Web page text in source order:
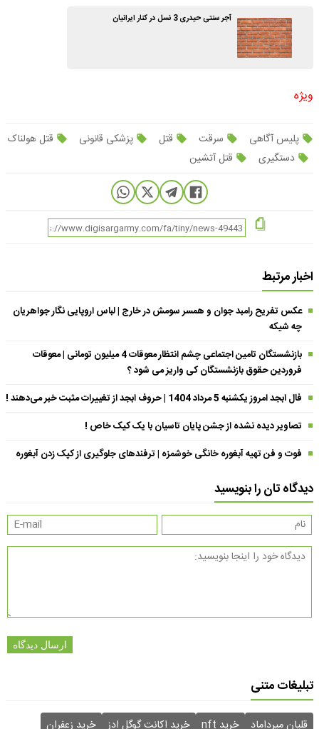
آجر سنتی حیدری 3 نسل در کنار ایرانیان
ویژه
پلیس آگاهی سرقت قتل پزشکی قانونی
قتل هولناک
دستگیری
قتل آتشین
اخبار مرتبط
عکس تفریح رامبد جوان و همسر سومش در خارج | لباس اروپایی نگار جواهریان
چه شیکه
بازنشستگان تامین اجتماعی چشم انتظار معوقات 4 میلیون تومانی | معوقات
فروردین حقوق بازنشستگان کی واریز می شود ؟
فال ابجد امروز یکشنبه 5 مرداد 1404 | حروف ابجد از تغییرات مثبت خبر می‌دهند !
تصاویر دیده نشده از جشن پایان تاسیان با یک کیک خاص !
فوت و فن تهیه آبغوره خانگی خوشمزه | ترفندهای جلوگیری از کپک زدن آبغوره
دیدگاه تان را بنویسید
ارسال دیدگاه
تبلیغات متنی
قلیان میرداماد خرید nft خرید اکانت گوگل ادز خرید زعفران